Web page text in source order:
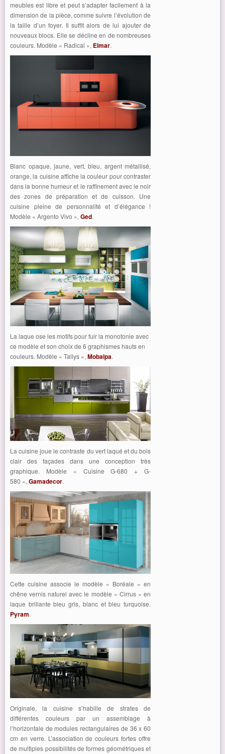
meubles est libre et peut s’adapter facilement à la
dimension de la pièce, comme suivre l’évolution de
la taille d’un foyer. Il suffit alors de lui ajouter de
nouveaux blocs. Elle se décline en de nombreuses
couleurs. Modèle « Radical », Elmar.
Blanc opaque, jaune, vert, bleu, argent métallisé,
orange, la cuisine affiche la couleur pour contraster
dans la bonne humeur et le raffinement avec le noir
des zones de préparation et de cuisson. Une
cuisine pleine de personnalité et d’élégance !
Modèle « Argento Vivo », Ged.
La laque ose les motifs pour fuir la monotonie avec
ce modèle et son choix de 6 graphismes hauts en
couleurs. Modèle « Tallys », Mobalpa.
La cuisine joue le contraste du vert laqué et du bois
clair des façades dans une conception très
graphique. Modèle « Cuisine G-680 + G-
580 », Gamadecor.
Cette cuisine associe le modèle « Boréale » en
chêne vernis naturel avec le modèle « Cirrus » en
laque brillante bleu gris, blanc et bleu turquoise.
Pyram.
Originale, la cuisine s’habille de strates de
différentes couleurs par un assemblage à
l’horizontale de modules rectangulaires de 36 x 60
cm en verre. L’association de couleurs fortes offre
de multiples possibilités de formes géométriques et